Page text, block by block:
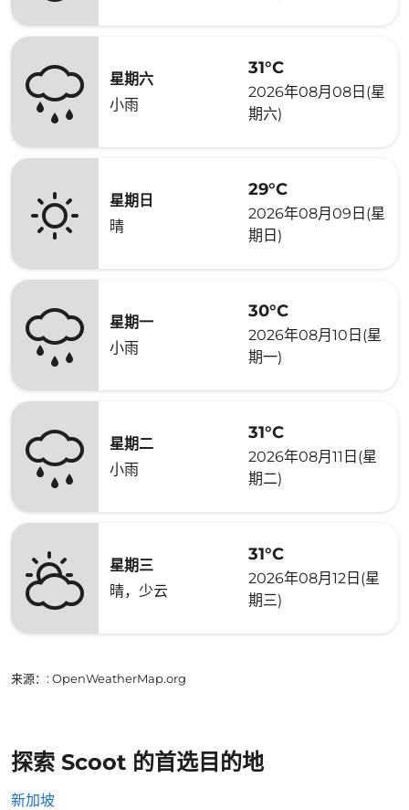
星期六
小雨
31°C
2026年08月08日(星
期六)
星期日
晴
29°C
2026年08月09日(星
期日)
星期一
小雨
30°C
2026年08月10日(星
期一)
星期二
小雨
31°C
2026年08月11日(星
期二)
星期三
晴，少云
31°C
2026年08月12日(星
期三)
来源： : OpenWeatherMap.org
探索 Scoot 的首选目的地
新加坡